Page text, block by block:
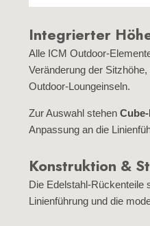
Integrierter
Alle ICM
Veränderung der
Outdoor‑Loungeinseln.
Zur Auswahl stehen
Anpassung an die
Konstruktion &
Die
Linienführung und die